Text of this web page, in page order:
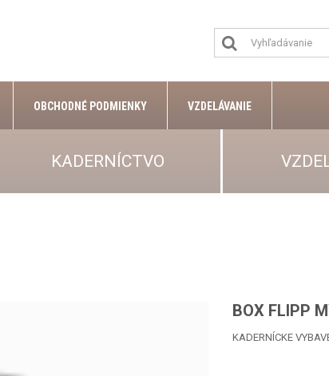
OBCHODNÉ PODMIENKY VZDELÁVANIE
KADERNÍCTVO
BOX FLIPP
KADERNÍCKE